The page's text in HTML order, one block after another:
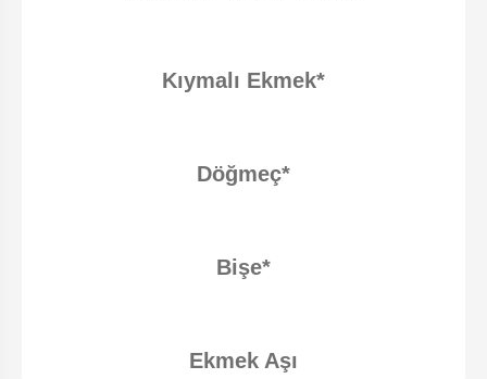
Kıymalı Ekmek*
Döğmeç*
Bişe*
Ekmek Aşı